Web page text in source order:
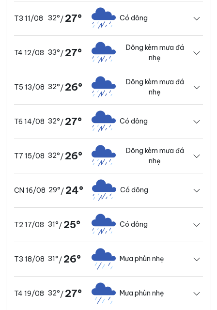
T3 11/08 32°/ 27° Có dông
T4 12/08 33°/ 27°
Dông kèm mưa đá
nhẹ
T5 13/08 32°/ 26°
Dông kèm mưa đá
nhẹ
T6 14/08 32°/ 27° Có dông
T7 15/08 32°/ 26°
Dông kèm mưa đá
nhẹ
CN 16/08 29°/ 24° Có dông
T2 17/08 31°/ 25° Có dông
T3 18/08 31°/ 26° Mưa phùn nhẹ
T4 19/08 32°/ 27° Mưa phùn nhẹ